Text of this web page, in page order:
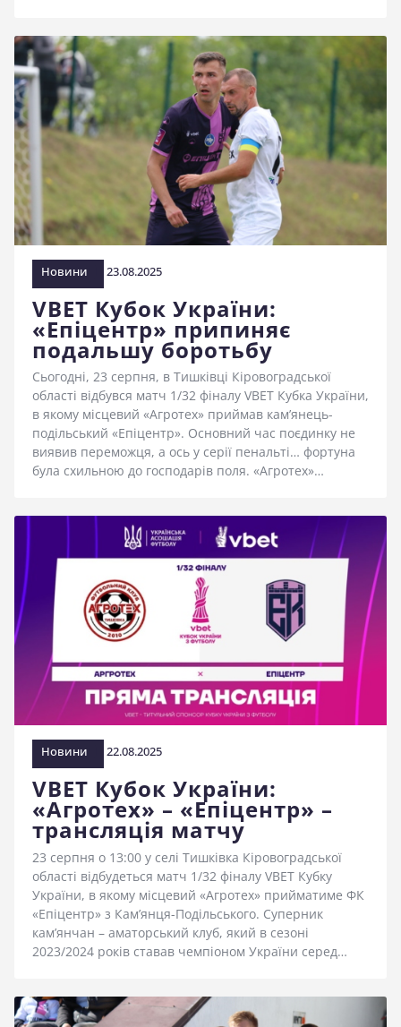
Новини 23.08.2025
VBET Кубок України:
«Епіцентр» припиняє
подальшу боротьбу
Сьогодні, 23 серпня, в Тишківці Кіровоградської
області відбувся матч 1/32 фіналу VBET Кубка України,
в якому місцевий «Агротех» приймав кам’янець-
подільський «Епіцентр». Основний час поєдинку не
виявив переможця, а ось у серії пенальті… фортуна
була схильною до господарів поля. «Агротех»…
Новини 22.08.2025
VBET Кубок України:
«Агротех» – «Епіцентр» –
трансляція матчу
23 серпня о 13:00 у селі Тишківка Кіровоградської
області відбудеться матч 1/32 фіналу VBET Кубку
України, в якому місцевий «Агротех» прийматиме ФК
«Епіцентр» з Кам’янця-Подільського. Суперник
кам’янчан – аматорський клуб, який в сезоні
2023/2024 років ставав чемпіоном України серед…